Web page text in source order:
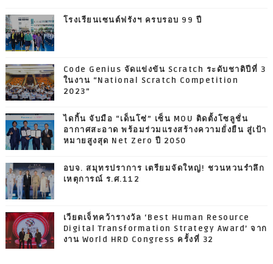
โรงเรียนเซนต์ฟรังฯ ครบรอบ 99 ปี
Code Genius จัดแข่งขัน Scratch ระดับชาติปีที่ 3
ในงาน “National Scratch Competition
2023”
ไดกิ้น จับมือ “เด็นโซ่” เซ็น MOU ติดตั้งโซลูชั่น
อากาศสะอาด พร้อมร่วมแรงสร้างความยั่งยืน สู่เป้า
หมายสูงสุด Net Zero ปี 2050
อบจ. สมุทรปราการ เตรียมจัดใหญ่! ชวนหวนรำลึก
เหตุการณ์ ร.ศ.112
เวียตเจ็ทคว้ารางวัล ‘Best Human Resource
Digital Transformation Strategy Award’ จาก
งาน World HRD Congress ครั้งที่ 32